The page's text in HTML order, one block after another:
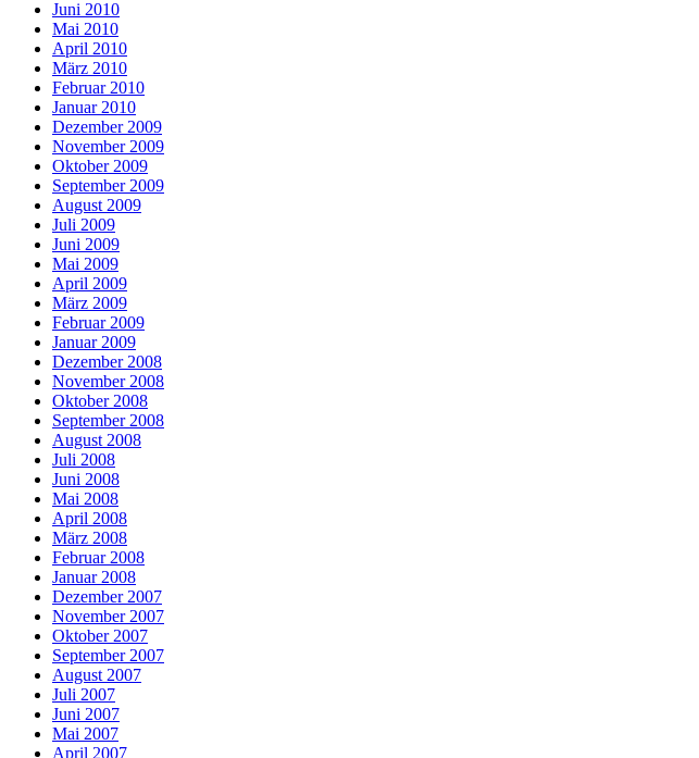
Juni 2010
Mai 2010
April 2010
März 2010
Februar 2010
Januar 2010
Dezember 2009
November 2009
Oktober 2009
September 2009
August 2009
Juli 2009
Juni 2009
Mai 2009
April 2009
März 2009
Februar 2009
Januar 2009
Dezember 2008
November 2008
Oktober 2008
September 2008
August 2008
Juli 2008
Juni 2008
Mai 2008
April 2008
März 2008
Februar 2008
Januar 2008
Dezember 2007
November 2007
Oktober 2007
September 2007
August 2007
Juli 2007
Juni 2007
Mai 2007
April 2007